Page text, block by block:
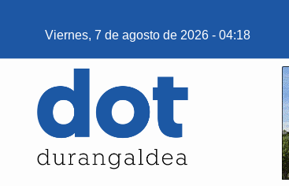
Viernes, 7 de agosto de 2026 - 04:18